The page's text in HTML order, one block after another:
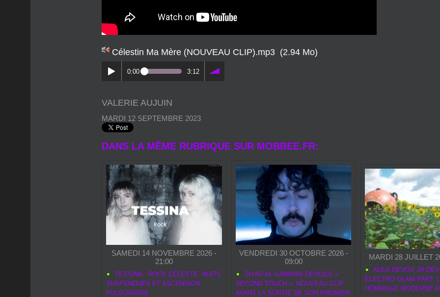
Célestin Ma Mère (NOUVEAU CLIP).mp3 (2.94 Mo)
0:00 3:12
VALERIE AUJUIN
MARDI 12 SEPTEMBRE 2023
DANS LA MÊME RUBRIQUE SUR MOBBEE.FR:
SAMEDI 14 NOVEMBRE 2026 -
21:00
TESSINA : ROCK CÉLESTE, NUITS
SUSPENDUES ET ASCENSION
FULGURANTE
VENDREDI 30 OCTOBRE 2026 -
09:00
ZIYAD AL‑SAMMAN DÉVOILE «
SECOND TOUCH », NOUVEAU CLIP
AVANT LA SORTIE DE SON PREMIER
MARDI 28 JUILLET
ALEX REVOX JR
ELECTRO GLAM PART
HOMMAGE MODERNE